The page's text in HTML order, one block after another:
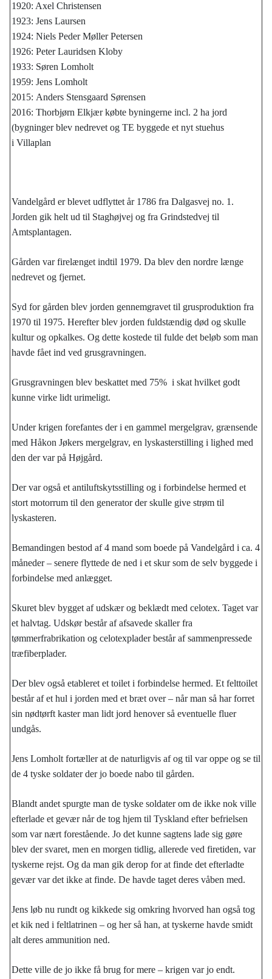
1920: Axel Christensen
1923: Jens Laursen
1924: Niels Peder Møller Petersen
1926: Peter Lauridsen Kloby
1933: Søren Lomholt
1959: Jens Lomholt
2015: Anders Stensgaard Sørensen
2016: Thorbjørn Elkjær købte byningerne incl. 2 ha jord
(bygninger blev nedrevet og TE byggede et nyt stuehus
i Villaplan
Vandelgård er blevet udflyttet år 1786 fra Dalgasvej no. 1.
Jorden gik helt ud til Staghøjvej og fra Grindstedvej til
Amtsplantagen.
Gården var firelænget indtil 1979. Da blev den nordre længe
nedrevet og fjernet.
Syd for gården blev jorden gennemgravet til grusproduktion fra
1970 til 1975. Herefter blev jorden fuldstændig død og skulle
kultur og opkalkes. Og dette kostede til fulde det beløb som man
havde fået ind ved grusgravningen.
Grusgravningen blev beskattet med 75% i skat hvilket godt
kunne virke lidt urimeligt.
Under krigen forefantes der i en gammel mergelgrav, grænsende
med Håkon Jøkers mergelgrav, en lyskasterstilling i lighed med
den der var på Højgård.
Der var også et antiluftskytsstilling og i forbindelse hermed et
stort motorrum til den generator der skulle give strøm til
lyskasteren.
Bemandingen bestod af 4 mand som boede på Vandelgård i ca. 4
måneder – senere flyttede de ned i et skur som de selv byggede i
forbindelse med anlægget.
Skuret blev bygget af udskær og beklædt med celotex. Taget var
et halvtag. Udskør består af afsavede skaller fra
tømmerfrabrikation og celotexplader består af sammenpressede
træfiberplader.
Der blev også etableret et toilet i forbindelse hermed. Et felttoilet
består af et hul i jorden med et bræt over – når man så har forret
sin nødtørft kaster man lidt jord henover så eventuelle fluer
undgås.
Jens Lomholt fortæller at de naturligvis af og til var oppe og se til
de 4 tyske soldater der jo boede nabo til gården.
Blandt andet spurgte man de tyske soldater om de ikke nok ville
efterlade et gevær når de tog hjem til Tyskland efter befrielsen
som var nært forestående. Jo det kunne sagtens lade sig gøre
blev der svaret, men en morgen tidlig, allerede ved firetiden, var
tyskerne rejst. Og da man gik derop for at finde det efterladte
gevær var det ikke at finde. De havde taget deres våben med.
Jens løb nu rundt og kikkede sig omkring hvorved han også tog
et kik ned i feltlatrinen – og her så han, at tyskerne havde smidt
alt deres ammunition ned.
Dette ville de jo ikke få brug for mere – krigen var jo endt.